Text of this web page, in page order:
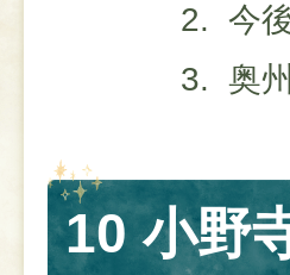
今
奥
10 小野